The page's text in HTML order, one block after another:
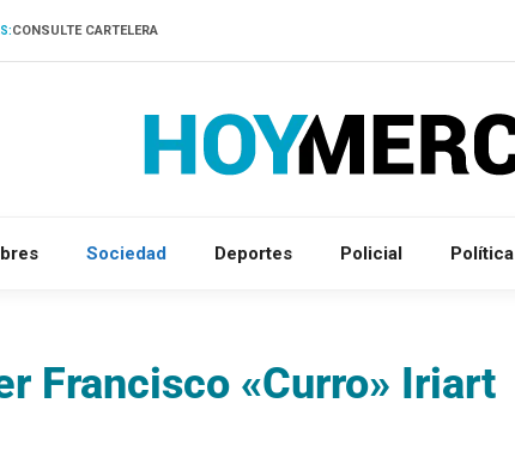
CONSULTE CARTELERA
Sociedad Deportes Policial Política
Francisco «Curro» Iriart